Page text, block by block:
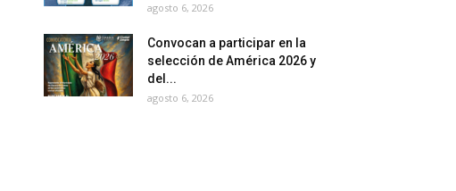
agosto 6, 2026
Convocan a participar en la
selección de América 2026 y
del...
agosto 6, 2026